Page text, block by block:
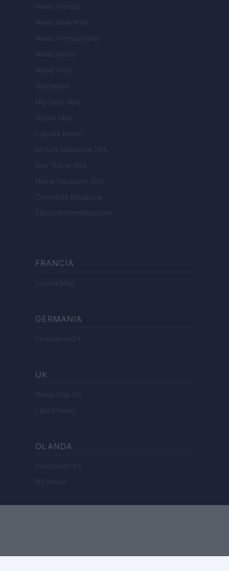
Newz Florida
Newz New York
Newz Pennsylvania
Newz Illinois
Newz Ohio
Gameland
Hig Tech Mag
Scoop Mag
Lgbtqia News
Motors Magazine 365
Day Travel 365
Home Magazine 365
Cineverse Magazine
SecondHomeMagazine
FRANCIA
InvestirMag
GERMANIA
Investieren24
UK
News Hub UK
Lgbtq News
OLANDA
Investeren 24
NL Newz